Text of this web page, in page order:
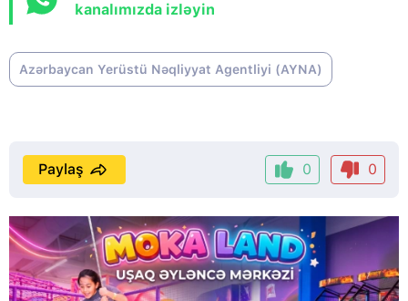
kanalımızda izləyin
Azərbaycan Yerüstü Nəqliyyat Agentliyi (AYNA)
0 0
Paylaş